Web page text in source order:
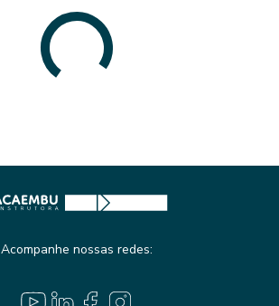
Acompanhe nossas redes: